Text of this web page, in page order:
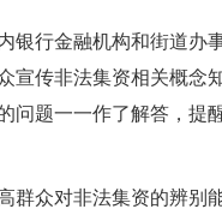
银行金融机构和街道办
宣传非法集资相关概念
问题一一作了解答，提
群众对非法集资的辨别